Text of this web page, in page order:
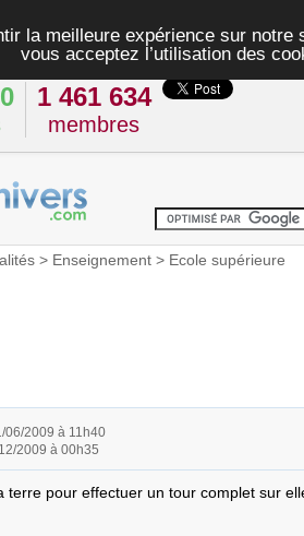
la meilleure expérience sur
vous acceptez l’utilisation des
1 461 634
membres
> Enseignement> Ecole supérieure
06/2009 à 11h40
2009 à 00h35
terre pour effectuer un tour complet sur